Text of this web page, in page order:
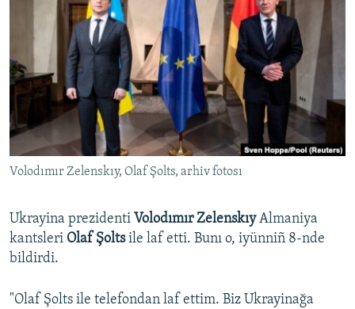
BLOGLAR
Русский
Українською
QOŞULIÑIZ!
RFE/RS bütün saytları
Volodımır Zelenskıy, Olaf Şolts, arhiv fotosı
Ukrayina prezidenti Volodımır ZelenskıyAlmaniya
kantsleri Olaf Şoltsile laf etti. Bunı o, iyünniñ 8-nde
bildirdi.
"Olaf Şolts ile telefondan laf ettim. Biz Ukrayinağa